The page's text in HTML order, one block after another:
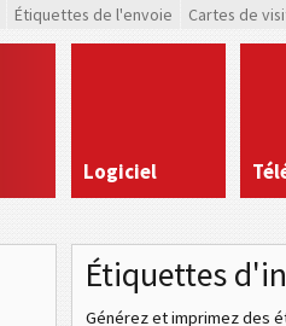
Étiquettes de l'envoie Cartes de
Logiciel
Étiquettes
Générez et imprimez des